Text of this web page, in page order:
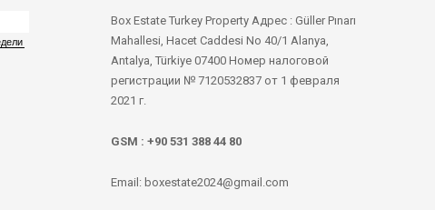
Box Estate Turkey Property Адрес : Güller Pınarı
Mahallesi, Hacet Caddesi No 40/1 Alanya,
Antalya, Türkiye 07400 Номер налоговой
регистрации № 7120532837 от 1 февраля
2021 г.
GSM : +90 531 388 44 80
Email: boxestate2024@gmail.com